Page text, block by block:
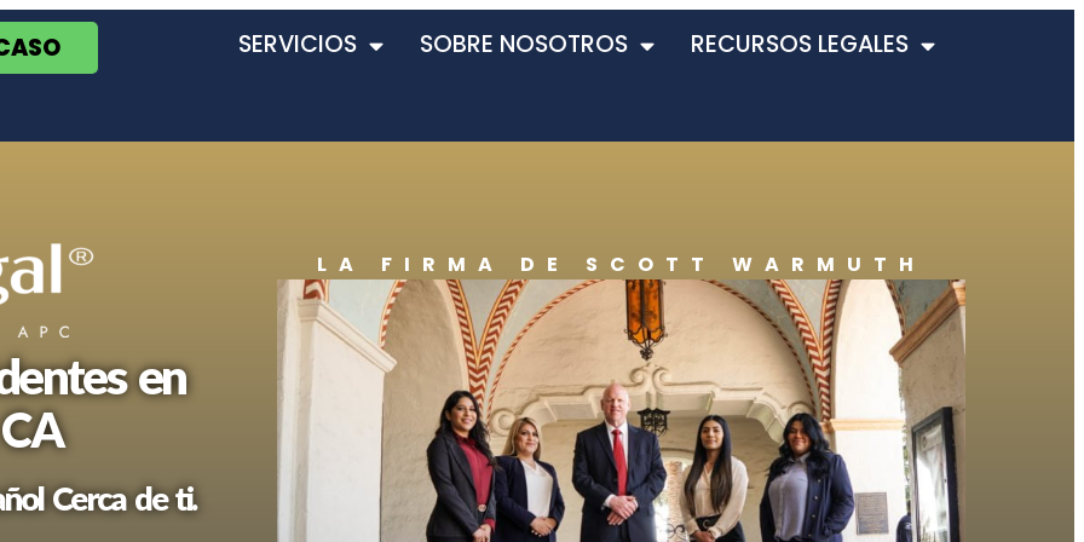
SERVICIOS SOBRE NOSOTROS RECURSOS LEGALES
en
Cerca de ti.
LA FIRMA DE SCOTT WARMUTH